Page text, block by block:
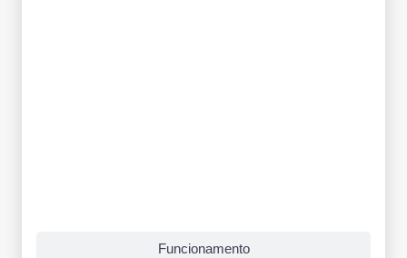
Funcionamento